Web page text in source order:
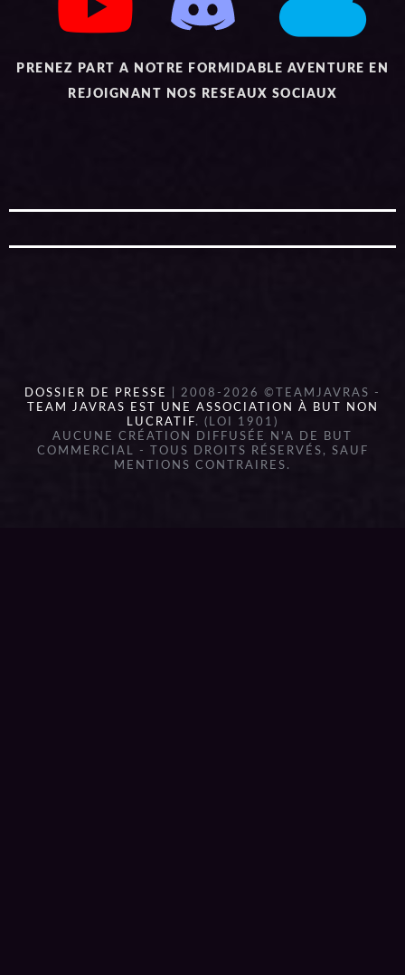
PRENEZ PART A NOTRE FORMIDABLE AVENTURE EN
REJOIGNANT NOS RESEAUX SOCIAUX
DOSSIER DE PRESSE
| 2008-2026 ©TEAMJAVRAS -
TEAM JAVRAS EST UNE ASSOCIATION À BUT NON
LUCRATIF. (LOI 1901)
AUCUNE CRÉATION DIFFUSÉE N'A DE BUT
COMMERCIAL - TOUS DROITS RÉSERVÉS, SAUF
MENTIONS CONTRAIRES.